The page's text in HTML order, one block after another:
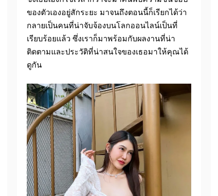
ของตัวเองอยู่สักระยะ มาจนถึงตอนนี้ก็เรียกได้ว่า
กลายเป็นคนที่น่าจับจ้องบนโลกออนไลน์เป็นที่
เรียบร้อยแล้ว ซึ่งเราก็มาพร้อมกับผลงานที่น่า
ติดตามและประวัติที่น่าสนใจของเธอมาให้คุณได้
ดูกัน